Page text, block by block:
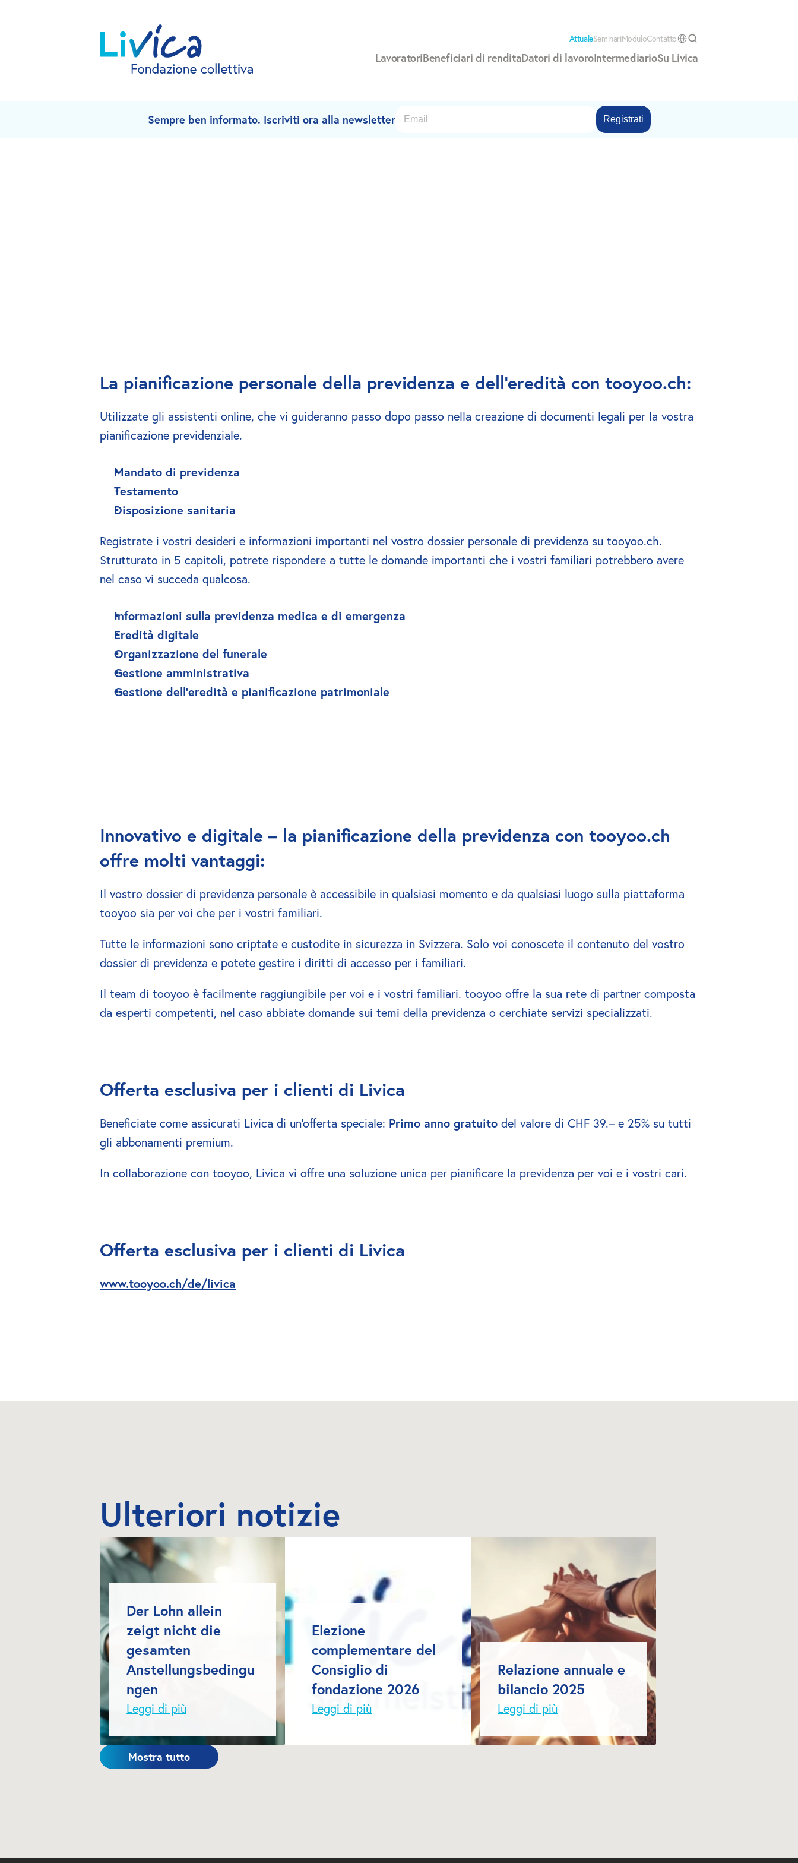
AttualeSeminariModuloContattoSelect Language
LavoratoriBeneficiari di renditaDatori di lavoroIntermediarioSu Livica
Sempre ben informato. Iscriviti ora alla newsletter
La pianificazione personale della previdenza e dell'eredità con tooyoo.ch:
Utilizzate gli assistenti online, che vi guideranno passo dopo passo nella creazione di documenti legali per la vostra
pianificazione previdenziale.
Mandato di previdenza
Testamento
Disposizione sanitaria
Registrate i vostri desideri e informazioni importanti nel vostro dossier personale di previdenza su tooyoo.ch.
Strutturato in 5 capitoli, potrete rispondere a tutte le domande importanti che i vostri familiari potrebbero avere
nel caso vi succeda qualcosa.
Informazioni sulla previdenza medica e di emergenza
Eredità digitale
Organizzazione del funerale
Gestione amministrativa
Gestione dell'eredità e pianificazione patrimoniale
Innovativo e digitale – la pianificazione della previdenza con tooyoo.ch
offre molti vantaggi:
Il vostro dossier di previdenza personale è accessibile in qualsiasi momento e da qualsiasi luogo sulla piattaforma
tooyoo sia per voi che per i vostri familiari.
Tutte le informazioni sono criptate e custodite in sicurezza in Svizzera. Solo voi conoscete il contenuto del vostro
dossier di previdenza e potete gestire i diritti di accesso per i familiari.
Il team di tooyoo è facilmente raggiungibile per voi e i vostri familiari. tooyoo offre la sua rete di partner composta
da esperti competenti, nel caso abbiate domande sui temi della previdenza o cerchiate servizi specializzati.
Offerta esclusiva per i clienti di Livica
Beneficiate come assicurati Livica di un'offerta speciale: Primo anno gratuito del valore di CHF 39.– e 25% su tutti
gli abbonamenti premium.
In collaborazione con tooyoo, Livica vi offre una soluzione unica per pianificare la previdenza per voi e i vostri cari.
Offerta esclusiva per i clienti di Livica
www.tooyoo.ch/de/livica
Ulteriori notizie
Der Lohn allein
zeigt nicht die
gesamten
Anstellungsbedingu
ngen
Leggi di più
Elezione
complementare del
Consiglio di
fondazione 2026
Leggi di più
Relazione annuale e
bilancio 2025
Leggi di più
Mostra tutto